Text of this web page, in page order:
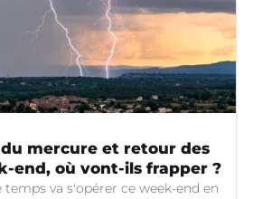
du mercure et retour des
end, où vont-ils frapper ?
va s'opérer ce week-end en